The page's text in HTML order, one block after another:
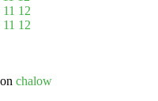
11 12
11 12
chalow